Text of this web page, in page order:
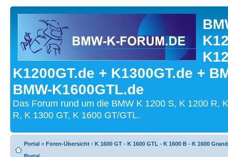
K1200GT.de + K1300GT.de +
BMW-K1600GTL.de
Das Forum rund um die BMW K 1200 S, K 1200 R,
R, K 1300 GT, K 1600 GT/GTL.
Portal » Foren-Übersicht ‹ K 1600 GT - K 1600 GTL - K 1600 B - K 1600
Portal